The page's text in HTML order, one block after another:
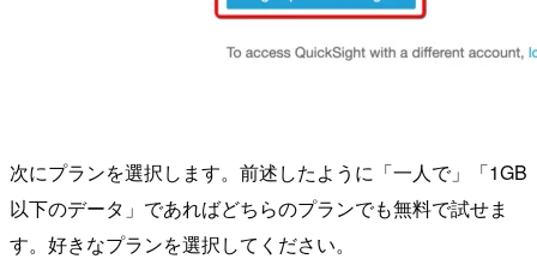
次にプランを選択します。前述したように「一人で」「1GB
以下のデータ」であればどちらのプランでも無料で試せま
す。好きなプランを選択してください。